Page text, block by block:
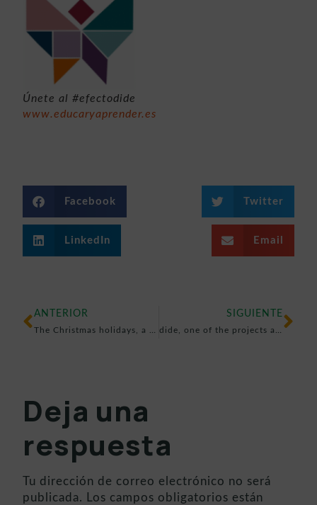
Únete al #efectodide
www.educaryaprender.es
Facebook Twitter
LinkedIn Email
ANTERIOR
The Christmas holidays, a good time to get to know our children better
SIGUIENTE
dide, one of the projects approved for Phase 2 of the SME Instrument H2020
Deja una
respuesta
Tu dirección de correo electrónico no será
publicada. Los campos obligatorios están